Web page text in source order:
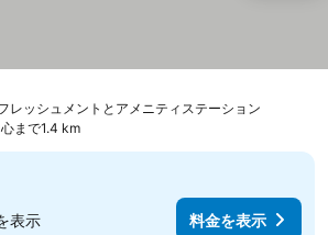
レッシュメントとアメニティステーション
まで1.4 km
表示 料金を表示